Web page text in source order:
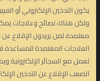
ولكن هناك نصائح وعلاجات
معتمدة لمن يريدون الإقلاع عن
العلاجات المعتمدة للمساعدة
تعمل مع السجائر الإلكترونية
الصعب الإقلاع عن التدخين